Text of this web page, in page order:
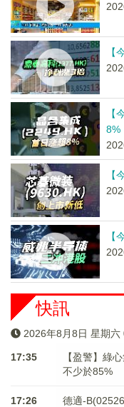
【
【
8%
【
【
快訊
2026年8月8日 星期六
17:35
【盈警】綠
不少於85%
17:26 德適-